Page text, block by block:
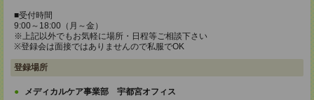
■受付時間
9:00～18:00（月～金）
※上記以外でもお気軽に場所・日程等ご相談下さい
※登録会は面接ではありませんので私服でOK
登録場所
メディカルケア事業部 宇都宮オフィス